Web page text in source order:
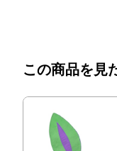
この商品を見